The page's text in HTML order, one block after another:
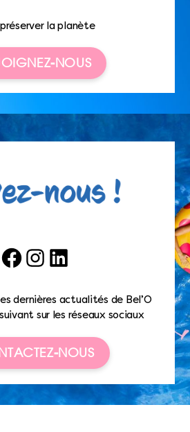
la planète
NOUS
FacebookInstagramLinkedIn
dernières actualités de Bel’O
sur les réseaux sociaux
NOUS